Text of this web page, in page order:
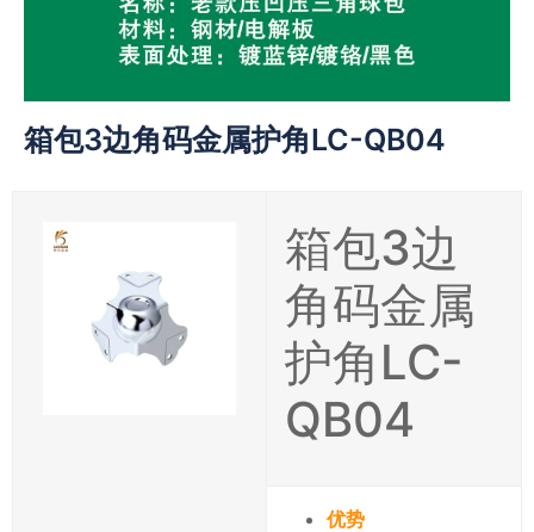
箱包3边角码金属护角LC-QB04
箱包3边
角码金属
护角LC-
QB04
优势